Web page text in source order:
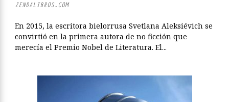
ZENDALIBROS.COM
En 2015, la escritora bielorrusa Svetlana Aleksiévich se
convirtió en la primera autora de no ficción que
merecía el Premio Nobel de Literatura. El...